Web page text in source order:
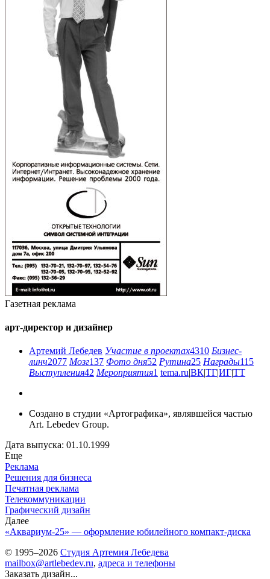
Газетная реклама
арт-директор и дизайнер
Артемий Лебедев Участие в проектах4310 Бизнес-
линч2077 Мозг137 Фото дня52 Рутина25 Награды115
Выступления42 Мероприятия1 tema.ru|ВК|ТГ|ИГ|ТТ
Создано в студии «Артографика», являвшейся частью
Art. Lebedev Group.
Дата выпуска: 01.10.1999
Еще
Реклама
Решения для бизнеса
Печатная реклама
Телекоммуникации
Графический дизайн
Далее
«Аквариум-25» — оформление юбилейного компакт-диска
© 1995–2026 Студия Артемия Лебедева
mailbox@artlebedev.ru, адреса и телефоны
Заказать дизайн...